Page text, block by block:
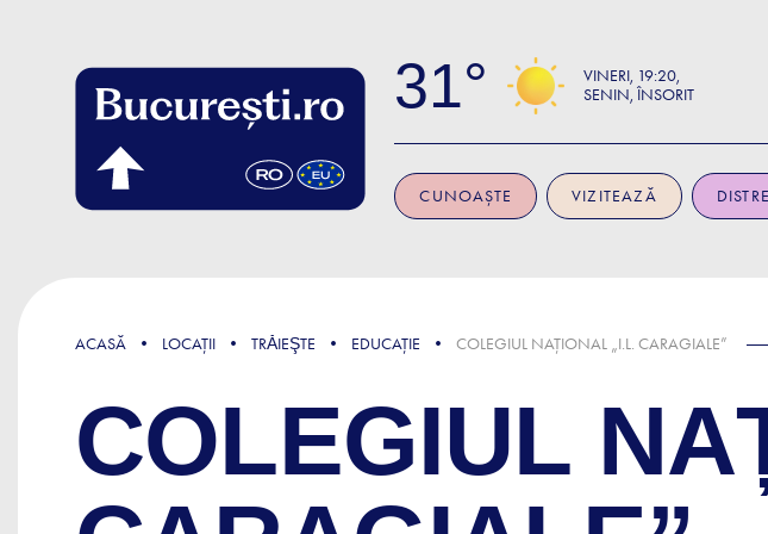
31 VINERI 19:20
SENIN, ÎNSORIT
CUNOAȘTE VIZITEAZĂ
ACASĂ LOCAȚII TRǍIEŞTE EDUCAȚIE COLEGIUL NAȚIONAL „I.L. CARAGIALE”
COLEGIUL